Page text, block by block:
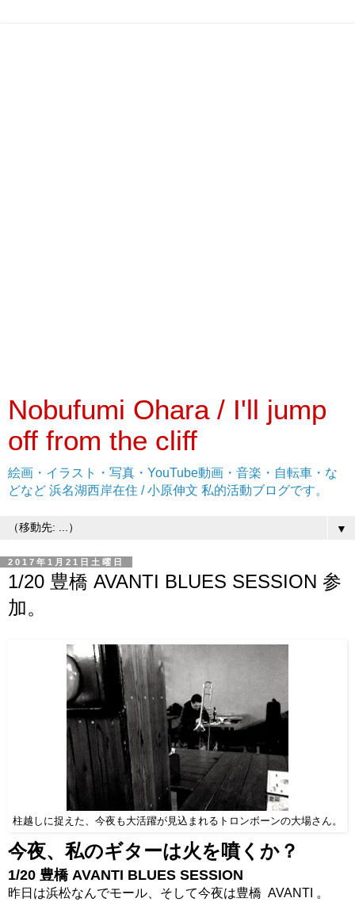
Nobufumi Ohara / I'll jump
off from the cliff
絵画・イラスト・写真・YouTube動画・音楽・自転車・な
どなど 浜名湖西岸在住 / 小原伸文 私的活動ブログです。
▼
2017年1月21日土曜日
1/20 豊橋 AVANTI BLUES SESSION 参
加。
柱越しに捉えた、今夜も大活躍が見込まれるトロンボーンの大場さん。
今夜、私のギターは火を噴くか？
1/20 豊橋 AVANTI BLUES SESSION
昨日は浜松なんでモール、そして今夜は豊橋 AVANTI 。